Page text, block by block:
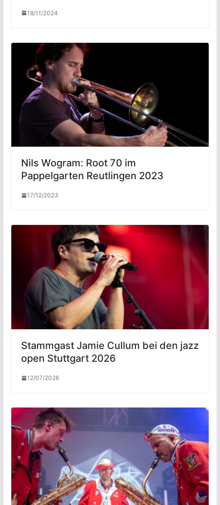
18/11/2024
Nils Wogram: Root 70 im
Pappelgarten Reutlingen 2023
17/12/2023
Stammgast Jamie Cullum bei den jazz
open Stuttgart 2026
12/07/2026